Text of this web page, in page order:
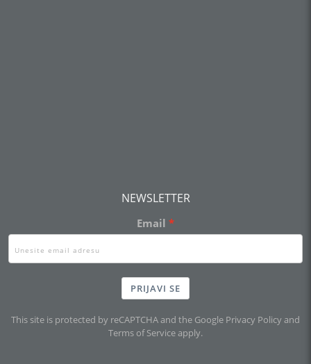
NEWSLETTER
Email
PRIJAVI SE
This site is protected by reCAPTCHA and the Google Privacy Policyand
Terms of Serviceapply.